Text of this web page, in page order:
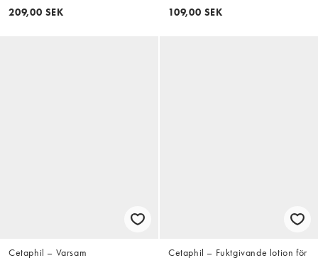
och känslig hud, 450 g
209,00 SEK
109,00 SEK
Cetaphil – Varsam
Cetaphil – Fuktgivande lotion för